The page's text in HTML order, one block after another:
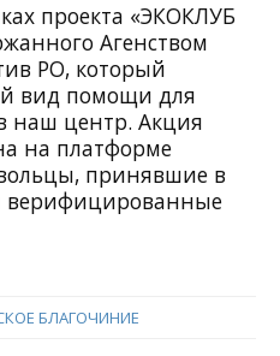
проекта «ЭКОКЛУБ
Агенством
РО, который
вид помощи для
наш центр. Акция
на платформе
принявшие в
верифицированные
БЛАГОЧИНИЕ